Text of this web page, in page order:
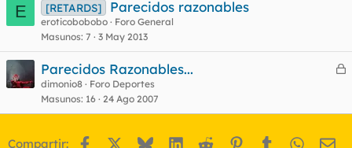
E [RETARDS] Parecidos razonables
eroticobobobo
Foro General
Masunos 7 3 May 2013
C
r
Parecidos Razonables...
dimonio8
Foro Deportes
Masunos 16 24 Ago 2007
Compartir: Facebook BlueskyLinkedIn
Reddit Pinterest
Tumblr